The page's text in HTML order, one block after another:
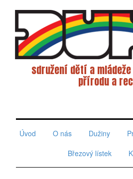
sdružení dětí a
přírodu a
Úvod
O nás Dužiny
Březový lístek